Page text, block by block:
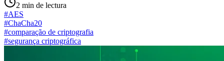
2 min de lectura
#AES
#ChaCha20
#comparação de criptografia
#segurança criptográfica